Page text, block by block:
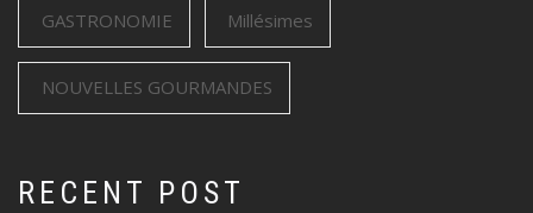
GASTRONOMIE Millésimes
NOUVELLES GOURMANDES
RECENT POST